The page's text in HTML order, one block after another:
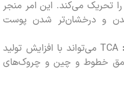
می‌کند. این امر منجر
درخشان‌تر شدن پوست
TCA می‌تواند با افزایش تولید
خطوط و چین و چروک‌های